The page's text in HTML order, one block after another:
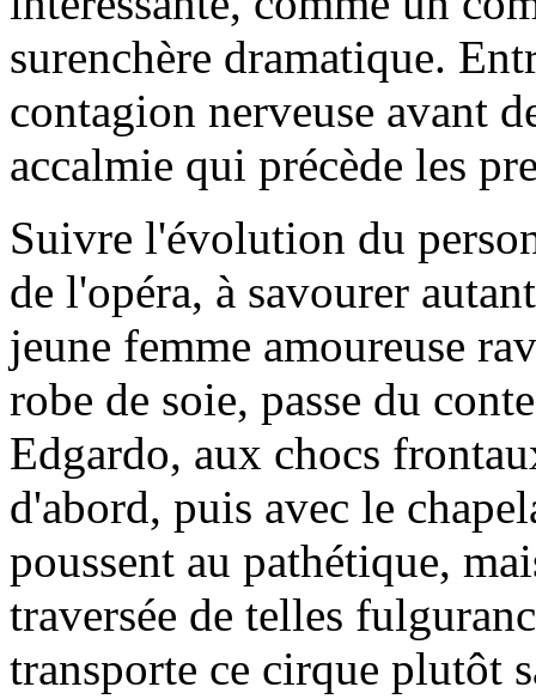
surenchère dramatique.
contagion nerveuse avant
accalmie qui précède les
Suivre l'évolution du
de l'opéra, à savourer
jeune femme amoureuse
robe de soie, passe du
Edgardo, aux chocs
d'abord, puis avec le
poussent au pathétique,
traversée de telles
transporte ce cirque plutôt